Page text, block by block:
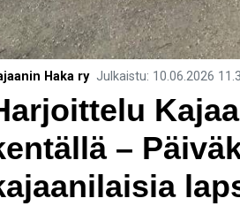
Haka ry Julkaistu: 10.06.2026
–